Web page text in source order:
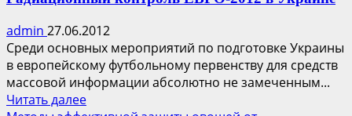
admin 27.06.2012
Среди основных мероприятий по подготовке Украины
в европейскому футбольному первенству для средств
массовой информации абсолютно не замеченным...
Читать далееПрочитать